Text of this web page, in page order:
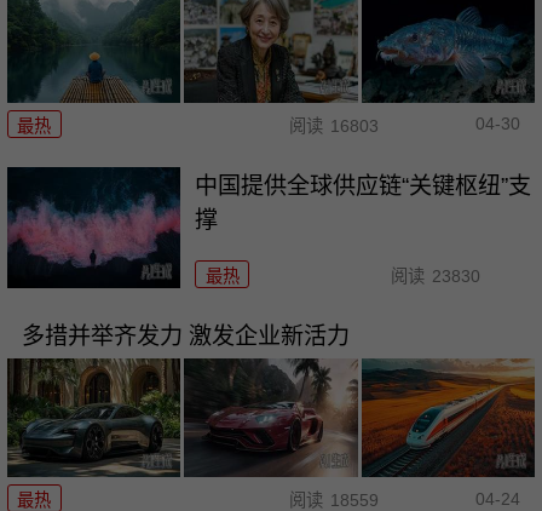
最热 阅读 16803 04-30
中国提供全球供应链“关键枢纽”支
撑
最热 阅读 23830
多措并举齐发力 激发企业新活力
最热 阅读 18559 04-24